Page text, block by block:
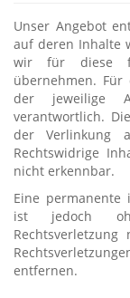
Unser Angebot
auf deren Inhalte
wir für diese
übernehmen.
der jeweilige
verantwortlich.
der Verlinkung
Rechtswidrige
nicht erkennbar.
Eine permanente
ist jedoch
entfernen.